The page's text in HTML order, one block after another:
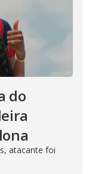
do
atacante foi